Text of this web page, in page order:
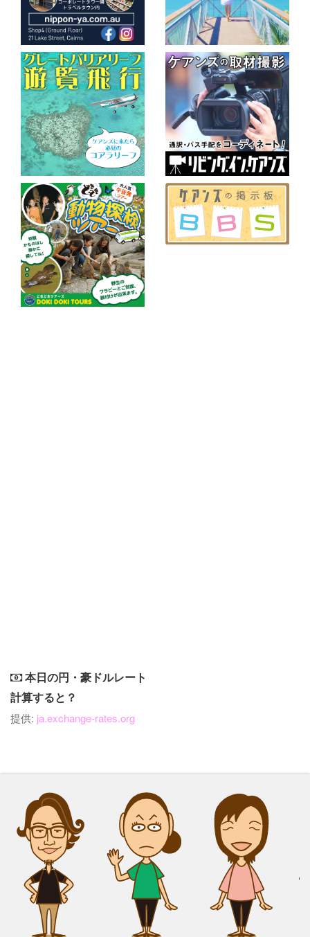
本日の円・豪ドルレート
計算すると？
提供: ja.exchange-rates.org